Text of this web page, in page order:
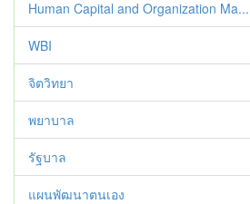
Human Capital and Organization Ma...
WBI
จิตวิทยา
พยาบาล
รัฐบาล
แผนพัฒนาตนเอง